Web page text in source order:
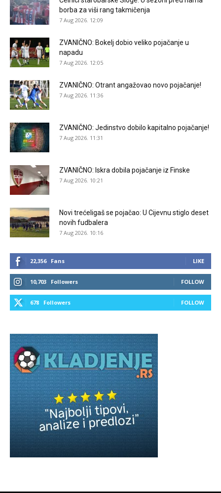
borba za viši rang takmičenja
7 Aug 2026. 12:09
ZVANIČNO: Bokelj dobio veliko pojačanje u
napadu
7 Aug 2026. 12:05
ZVANIČNO: Otrant angažovao novo pojačanje!
7 Aug 2026. 11:36
ZVANIČNO: Jedinstvo dobilo kapitalno pojačanje!
7 Aug 2026. 11:31
ZVANIČNO: Iskra dobila pojačanje iz Finske
7 Aug 2026. 10:21
Novi trećeligaš se pojačao: U Cijevnu stiglo deset
novih fudbalera
7 Aug 2026. 10:16
22,356 Fans LIKE
10,703 Followers FOLLOW
678 Followers FOLLOW